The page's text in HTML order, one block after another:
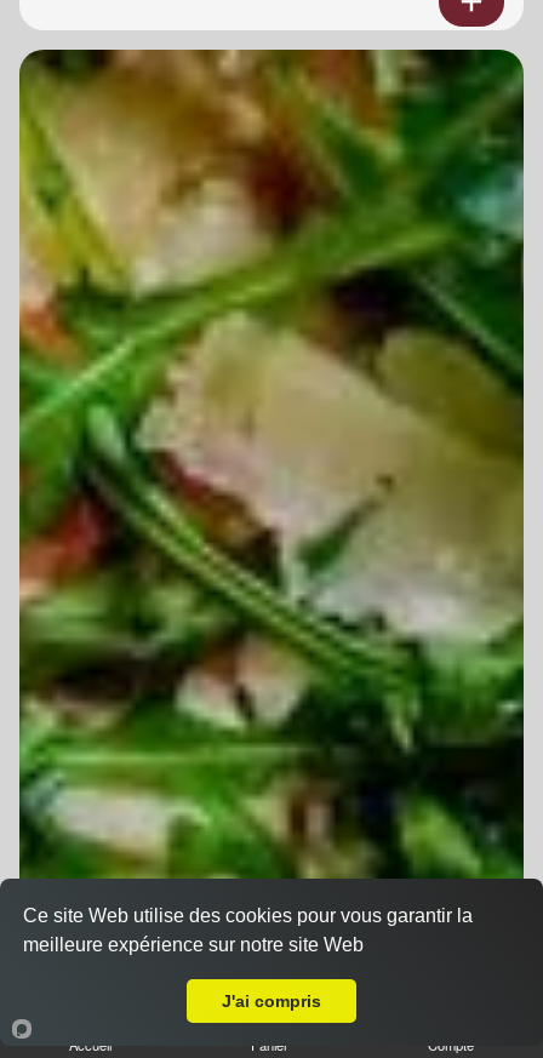
Accueil Panier Compte
Ce site Web utilise des cookies pour vous garantir la
meilleure expérience sur notre site Web
J'ai compris